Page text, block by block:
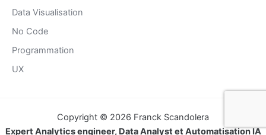
Data Visualisation
No Code
Programmation
UX
Copyright © 2026 Franck Scandolera
Expert Analytics engineer, Data Analyst et Automatisation IA